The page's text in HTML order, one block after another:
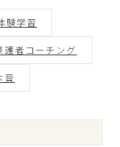
験学習
護者コーチング
音